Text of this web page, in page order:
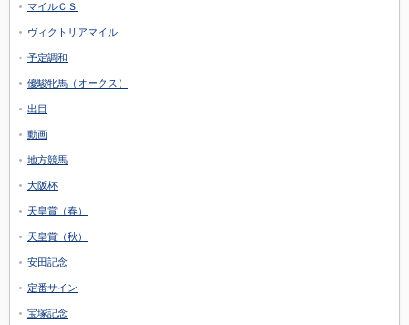
マイルＣＳ
ヴィクトリアマイル
予定調和
優駿牝馬（オークス）
出目
動画
地方競馬
大阪杯
天皇賞（春）
天皇賞（秋）
安田記念
定番サイン
宝塚記念